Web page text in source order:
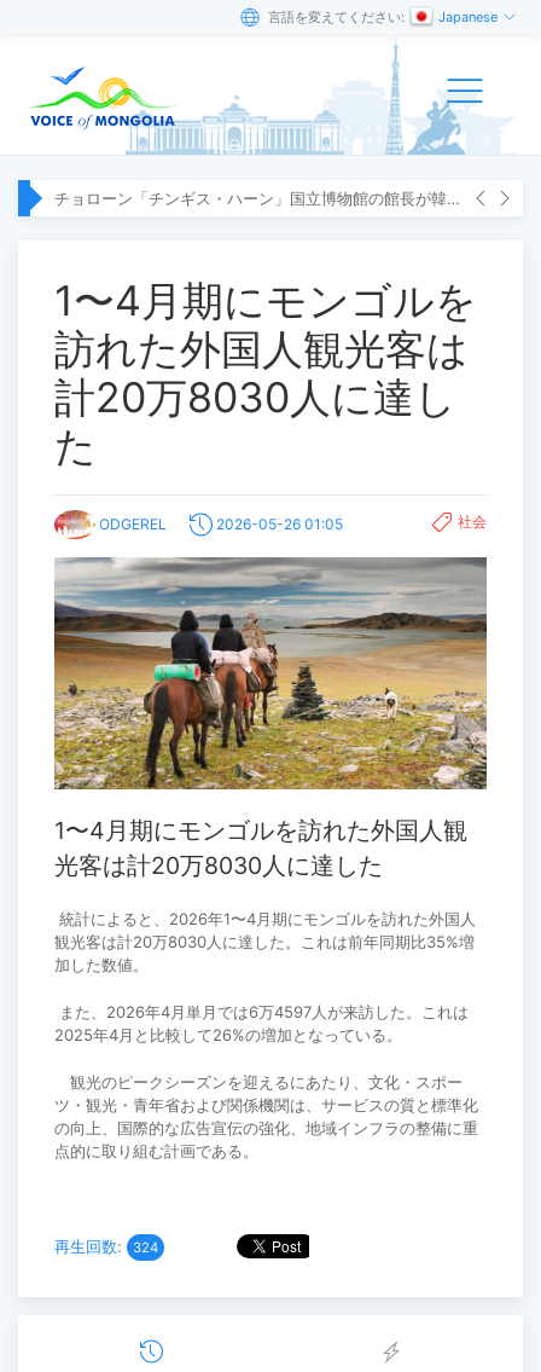
言語を変えてください: Japanese
チョローン「チンギス・ハーン」国立博物館の館長が韓国へ出張
1〜4月期にモンゴルを
訪れた外国人観光客は
計20万8030人に達し
た
ODGEREL 2026-05-26 01:05 社会
1〜4月期にモンゴルを訪れた外国人観
光客は計20万8030人に達した
統計によると、2026年1〜4月期にモンゴルを訪れた外国人
観光客は計20万8030人に達した。これは前年同期比35%増
加した数値。
また、2026年4月単月では6万4597人が来訪した。これは
2025年4月と比較して26%の増加となっている。
観光のピークシーズンを迎えるにあたり、文化・スポー
ツ・観光・青年省および関係機関は、サービスの質と標準化
の向上、国際的な広告宣伝の強化、地域インフラの整備に重
点的に取り組む計画である。
再生回数: 324